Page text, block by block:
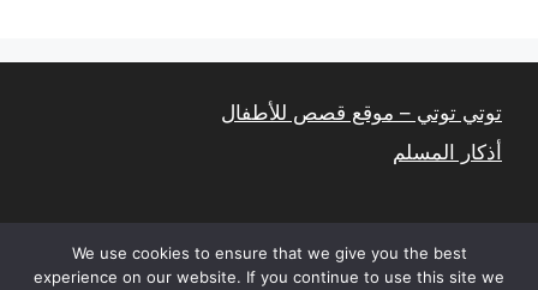
توتي توتي – موقع قصص للأطفال
أذكار المسلم
We use cookies to ensure that we give you the best
experience on our website. If you continue to use this site we